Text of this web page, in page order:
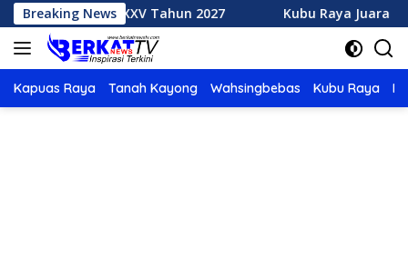
Langsung
ke
konten
Breaking News
XXXV Tahun 2027 Kubu Raya Juara Umum MTQ
Kapuas Raya Tanah Kayong Wahsingbebas Kubu Raya